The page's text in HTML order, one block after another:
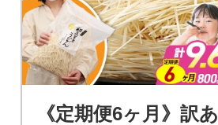
《定期便6ヶ月》訳あ